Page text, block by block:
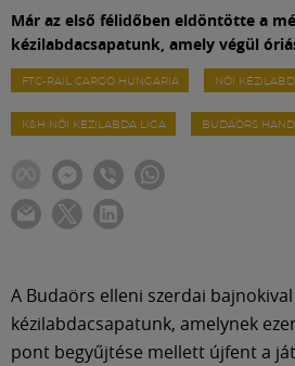
Már az első félidőben eldöntötte a
kézilabdacsapatunk, amely végül
FTC-RAIL CARGO HUNGARIA NŐI
K&H NŐI KÉZILABDA LIGA BUDAÖRS
A Budaörs elleni szerdai
kézilabdacsapatunk, amelynek
pont begyűjtése mellett újfent a
Meccscenter
Klub
Szolgáltatások
Közösség